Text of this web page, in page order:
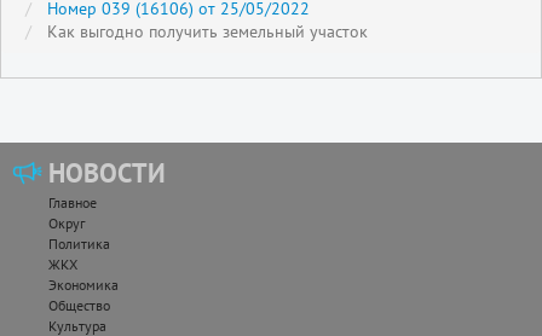
Номер 039 (16106) от 25/05/2022
Как выгодно получить земельный участок
НОВОСТИ
Главное
Округ
Политика
ЖКХ
Экономика
Общество
Культура